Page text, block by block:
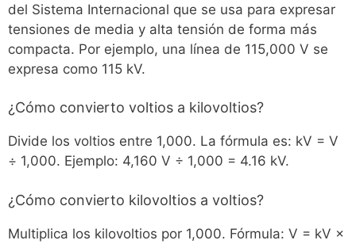
del Sistema Internacional que se usa para expresar
tensiones de media y alta tensión de forma más
compacta. Por ejemplo, una línea de 115,000 V se
expresa como 115 kV.
¿Cómo convierto voltios a kilovoltios?
Divide los voltios entre 1,000. La fórmula es: kV = V
÷ 1,000. Ejemplo: 4,160 V ÷ 1,000 = 4.16 kV.
¿Cómo convierto kilovoltios a voltios?
Multiplica los kilovoltios por 1,000. Fórmula: V = kV ×